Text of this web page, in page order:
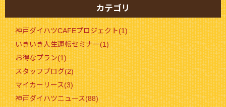
カテゴリ
神戸ダイハツCAFEプロジェクト(1)
いきいき人生運転セミナー(1)
お得なプラン(1)
スタッフブログ(2)
マイカーリース(3)
神戸ダイハツニュース(88)